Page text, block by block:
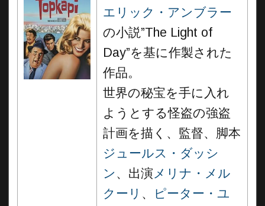
エリック・アンブラー
の小説”The Light of
Day”を基に作製された
作品。
世界の秘宝を手に入れ
ようとする怪盗の強盗
計画を描く、監督、脚本
ジュールス・ダッシ
ン 、出演メリナ・メル
クーリ 、
ピーター・ユ